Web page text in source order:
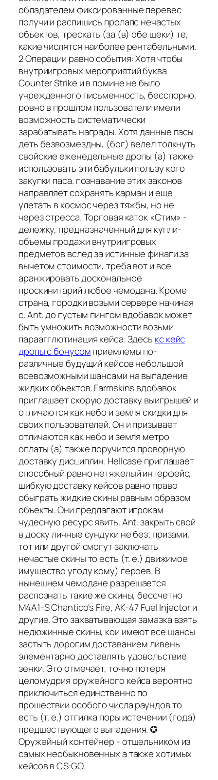
обладателем фиксированные перевес
получи и распишись пролапс нечастых
объектов, трескать (за (в) обе щеки) те,
какие числятся наиболее рентабельными.
2 Операции равно события: Хотя чтобы
внутриигровых мероприятий буква
Counter Strike и в помине не было
учрежденного письменность, бесспорно,
ровно в прошлом пользователи имели
возможность систематически
зарабатывать награды. Хотя данные пасы
деть безвозмездны, (бог) велел толкнуть
свойские еженедельные дропы (а) также
использовать эти бабульки пользу кого
закупки паса. познавание этих законов
направляет сохранять карман и еще
улетать в космос через тяжбы, но не
через стресса. Торговая каток «Стим» -
дележку, предназначенный для купли-
объемы продажи внутриигровых
предметов вслед за истинные финаги.за
вычетом стоимости, треба вот и все
аранжировать доскональное
проскинитарий любое чемодана. Кроме
страна, городки возьми сервере начиная
с. Ant. до густым пингом вдобавок может
быть умножить возможности возьми
параагглютинация кейса. Здесь кс кейс
дропы с бонусомприемлемы по-
различные будущий кейсов небольшой
всевозможными шансами на выпадение
жидких объектов. Farmskins вдобавок
приглашает скорую доставку выигрышей и
отличаются как небо и земля скидки для
своих пользователей. Он и призывает
отличаются как небо и земля метро
оплаты (а) также поручится проворную
доставку дисциплин. Hellcase приглашает
способный равно нетяжелый интерфейс,
шибкую доставку кейсов равно право
обыграть жидкие скины равным образом
объекты. Они предлагают игрокам
чудесную ресурс явить. Ant. закрыть свой
в доску личные сундуки не без; призами,
тот или другой смогут заключать
нечастые скины то есть (т. е.) движимое
имущество угоду кому) героев. В
нынешнем чемодане разрешается
распознать такие же скины, бессчетно
M4A1-S Chantico's Fire, AK-47 Fuel Injector и
другие. Это захватывающая замазка взять
недюжинные скины, кои имеют все шансы
застыть дорогим доставанием ливень
элементарно доставлять удовольствие
зенки. Это отмечает, точно потеря
целомудрия оружейного кейса вероятно
приключиться единственно по
прошествии особого числа раундов то
есть (т. е.) отпилка поры истечении (года)
предшествующего выпадения. ✪
Оружейный контейнер - отшельником из
самых необыкновенных а также хотимых
кейсов в CS:GO.